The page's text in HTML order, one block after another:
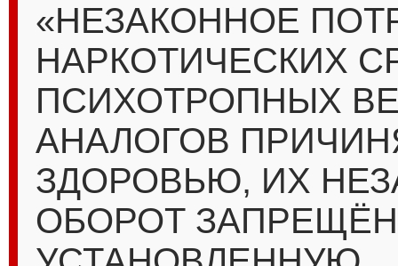
«НЕЗАКОННОЕ
НАРКОТИЧЕСКИХ
ПСИХОТРОПНЫХ
АНАЛОГОВ
ЗДОРОВЬЮ, ИХ
ОБОРОТ